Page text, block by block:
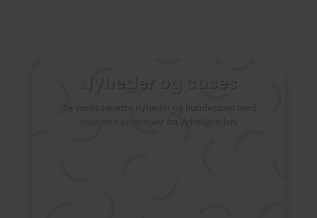
Nyheder og cases
Se vores seneste nyheder og kundecases med
konkrete eksempler fra virkeligheden.